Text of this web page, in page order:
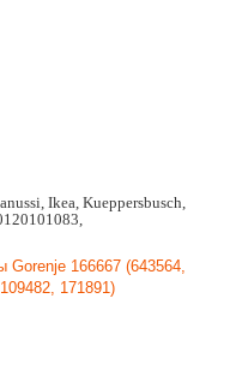
Ikea, Kueppersbusch,